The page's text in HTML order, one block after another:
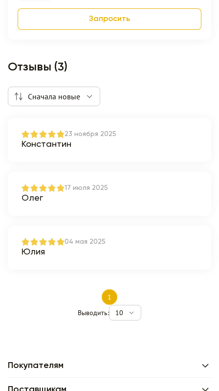
Запросить
Отзывы (3)
Сначала новые
23 ноября 2025
Константин
17 июля 2025
Олег
04 мая 2025
Юлия
1
Выводить:
10
Покупателям